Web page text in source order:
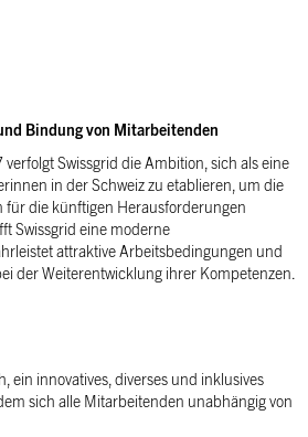
Bindung von Mitarbeitenden
Swissgrid die Ambition, sich als eine
in der Schweiz zu etablieren, um die
für die künftigen Herausforderungen
Swissgrid eine moderne
attraktive Arbeitsbedingungen und
der Weiterentwicklung ihrer Kompetenzen.
ein innovatives, diverses und inklusives
sich alle Mitarbeitenden unabhängig von